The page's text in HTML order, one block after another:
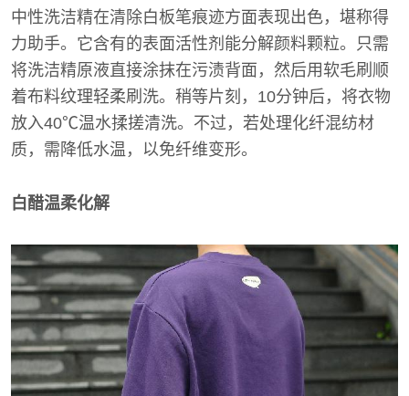
中性洗洁精在清除白板笔痕迹方面表现出色，堪称得
力助手。它含有的表面活性剂能分解颜料颗粒。只需
将洗洁精原液直接涂抹在污渍背面，然后用软毛刷顺
着布料纹理轻柔刷洗。稍等片刻，10分钟后，将衣物
放入40℃温水揉搓清洗。不过，若处理化纤混纺材
质，需降低水温，以免纤维变形。
白醋温柔化解